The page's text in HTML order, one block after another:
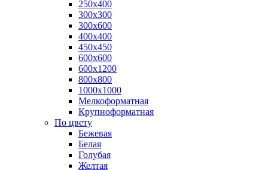
250х400
300х300
300х600
400х400
450х450
600х600
600х1200
800х800
1000х1000
Мелкоформатная
Крупноформатная
По цвету
Бежевая
Белая
Голубая
Желтая